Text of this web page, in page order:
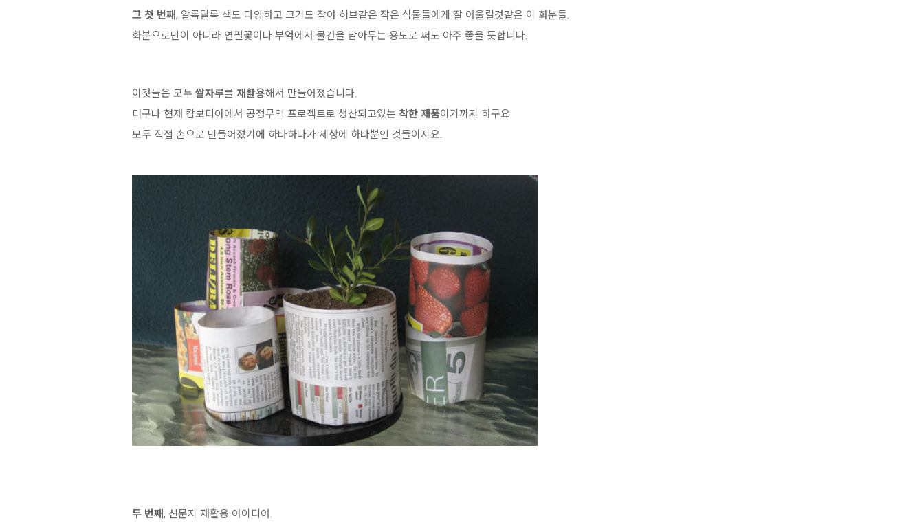
그 첫 번째, 알록달록 색도 다양하고 크기도 작아 허브같은 작은 식물들에게 잘 어울릴것같은 이 화분들.
화분으로만이 아니라 연필꽃이나 부엌에서 물건을 담아두는 용도로 써도 아주 좋을 듯합니다.
이것들은 모두 쌀자루를 재활용해서 만들어졌습니다.
더구나 현재 캄보디아에서 공정무역 프로젝트로 생산되고있는 착한 제품이기까지 하구요.
모두 직접 손으로 만들어졌기에 하나하나가 세상에 하나뿐인 것들이지요.
두 번째, 신문지 재활용 아이디어.